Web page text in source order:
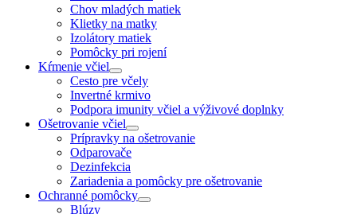
Chov mladých matiek
Klietky na matky
Izolátory matiek
Pomôcky pri rojení
Kŕmenie včiel
Cesto pre včely
Invertné krmivo
Podpora imunity včiel a výživové doplnky
Ošetrovanie včiel
Prípravky na ošetrovanie
Odparovače
Dezinfekcia
Zariadenia a pomôcky pre ošetrovanie
Ochranné pomôcky
Blúzy